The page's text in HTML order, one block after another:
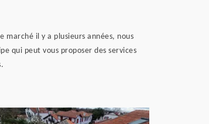
il y a plusieurs années, nous
qui peut vous proposer des services